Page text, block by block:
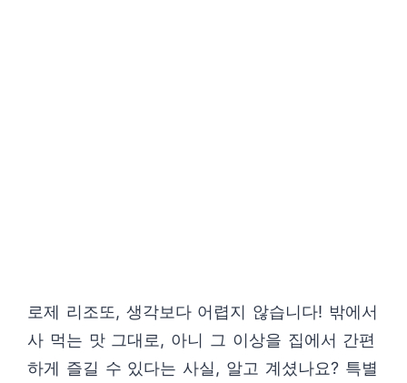
로제 리조또, 생각보다 어렵지 않습니다! 밖에서
사 먹는 맛 그대로, 아니 그 이상을 집에서 간편
하게 즐길 수 있다는 사실, 알고 계셨나요? 특별